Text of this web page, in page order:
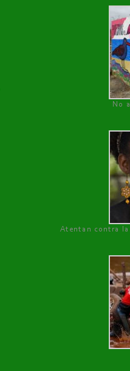
No
Atentan contra la